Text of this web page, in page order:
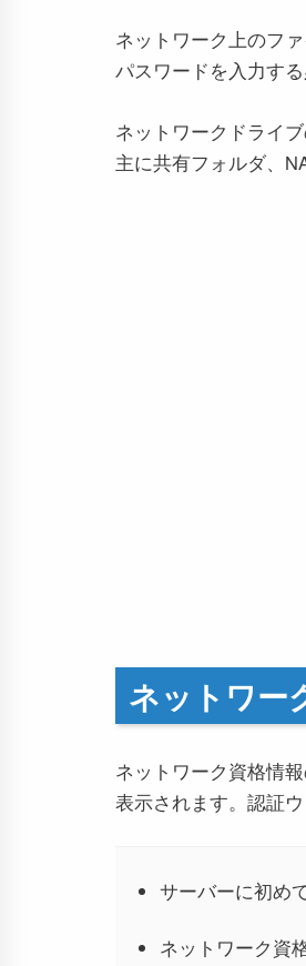
ネットワーク上のフ
パスワードを入力する
ネットワークドライ
主に共有フォルダ、
ネットワー
ネットワーク資格情
表示されます。認証
サーバーに初め
ネットワーク資